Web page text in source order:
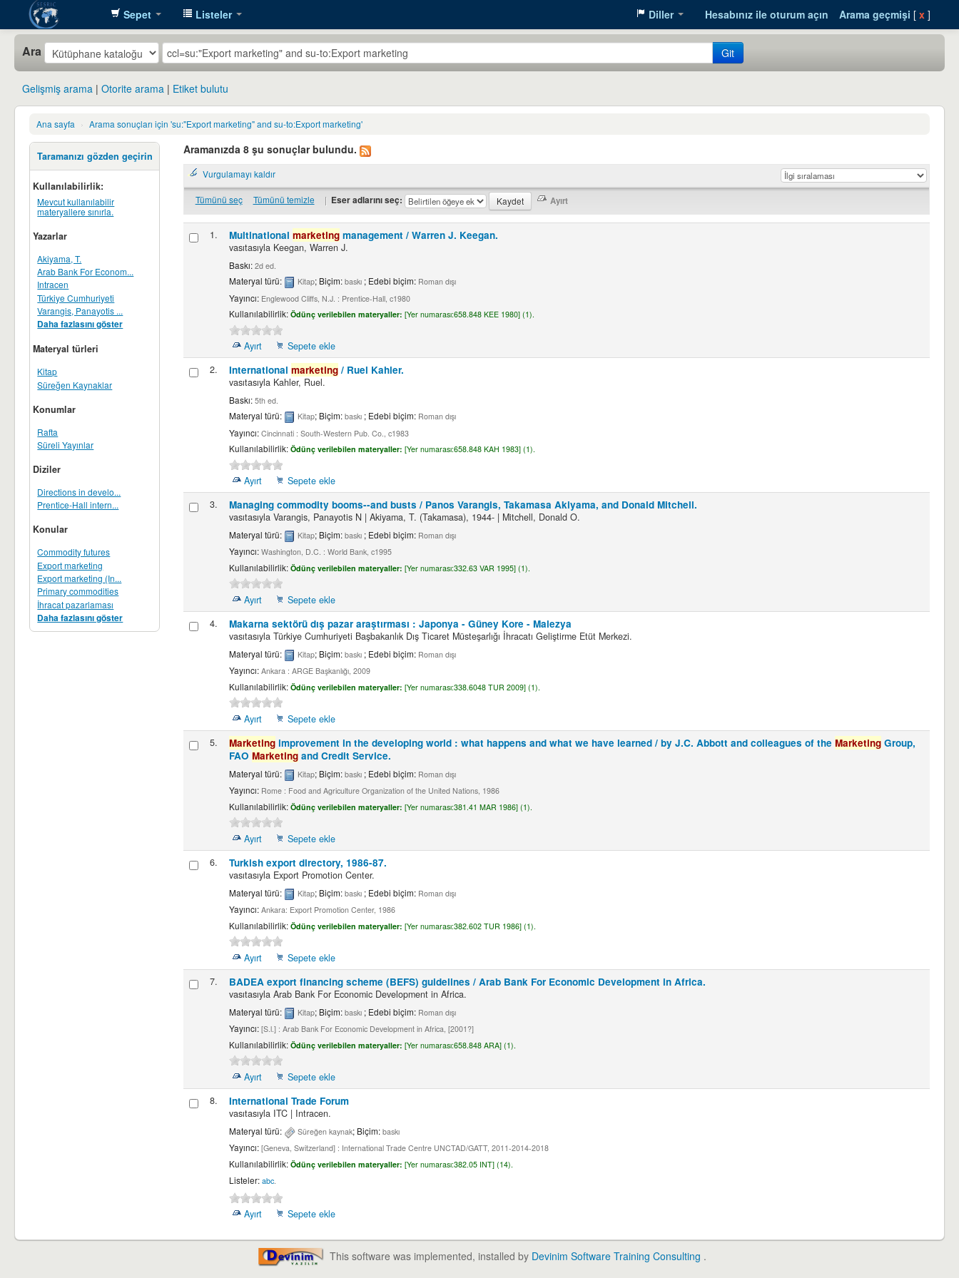
SESRIC
Library
Sepet Listeler Diller Hesabınız ile oturum açın Arama geçmişi [ x ]
Ara Git
Gelişmiş arama Otorite arama Etiket bulutu
Ana sayfa › Arama sonuçları için 'su:"Export marketing" and su-to:Export marketing'
Taramanızı gözden geçirin
Kullanılabilirlik:
Mevcut kullanılabilir
materyallere sınırla.
Yazarlar
Akiyama, T.
Arab Bank For Econom...
Intracen
Türkiye Cumhuriyeti
Varangis, Panayotis ...
Daha fazlasını göster
Materyal türleri
Kitap
Süreğen Kaynaklar
Konumlar
Rafta
Süreli Yayınlar
Diziler
Directions in develo...
Prentice-Hall intern...
Konular
Commodity futures
Export marketing
Export marketing (In...
Primary commodities
İhracat pazarlaması
Daha fazlasını göster
Aramanızda 8 şu sonuçlar bulundu.
Vurgulamayı kaldır
Tümünü seç Tümünü temizle | Eser adlarını seç:
1. Multinational marketingmanagement / Warren J. Keegan.
vasıtasıyla Keegan, Warren J.
Baskı: 2d ed.
Materyal türü: Kitap; Biçim: baskı ; Edebi biçim: Roman dışı
Yayıncı: Englewood Cliffs, N.J. : Prentice-Hall, c1980
Kullanılabilirlik: Ödünç verilebilen materyaller: [Yer numarası:658.848 KEE 1980] (1).
Ayırt
Sepete ekle
2.
International marketing/ Ruel Kahler.
vasıtasıyla Kahler, Ruel.
Baskı: 5th ed.
Materyal türü: Kitap; Biçim: baskı ; Edebi biçim: Roman dışı
Yayıncı: Cincinnati : South-Western Pub. Co., c1983
Kullanılabilirlik: Ödünç verilebilen materyaller: [Yer numarası:658.848 KAH 1983] (1).
Ayırt
Sepete ekle
3.
Managing commodity booms--and busts / Panos Varangis, Takamasa Akiyama, and Donald Mitchell.
vasıtasıyla Varangis, Panayotis N| Akiyama, T. (Takamasa), 1944-| Mitchell, Donald O.
Materyal türü: Kitap; Biçim: baskı ; Edebi biçim: Roman dışı
Yayıncı: Washington, D.C. : World Bank, c1995
Kullanılabilirlik: Ödünç verilebilen materyaller: [Yer numarası:332.63 VAR 1995] (1).
Ayırt
Sepete ekle
4.
Makarna sektörü dış pazar araştırması : Japonya - Güney Kore - Malezya
vasıtasıyla Türkiye Cumhuriyeti Başbakanlık Dış Ticaret Müsteşarlığı İhracatı Geliştirme Etüt Merkezi.
Materyal türü: Kitap; Biçim: baskı ; Edebi biçim: Roman dışı
Yayıncı: Ankara : ARGE Başkanlığı, 2009
Kullanılabilirlik: Ödünç verilebilen materyaller: [Yer numarası:338.6048 TUR 2009] (1).
Ayırt
Sepete ekle
5.
Marketingimprovement in the developing world : what happens and what we have learned / by J.C. Abbott and colleagues of the MarketingGroup,
FAO Marketingand Credit Service.
Materyal türü: Kitap; Biçim: baskı ; Edebi biçim: Roman dışı
Yayıncı: Rome : Food and Agriculture Organization of the United Nations, 1986
Kullanılabilirlik: Ödünç verilebilen materyaller: [Yer numarası:381.41 MAR 1986] (1).
Ayırt
Sepete ekle
6.
Turkish export directory, 1986-87.
vasıtasıyla Export Promotion Center.
Materyal türü: Kitap; Biçim: baskı ; Edebi biçim: Roman dışı
Yayıncı: Ankara: Export Promotion Center, 1986
Kullanılabilirlik: Ödünç verilebilen materyaller: [Yer numarası:382.602 TUR 1986] (1).
Ayırt
Sepete ekle
7.
BADEA export financing scheme (BEFS) guidelines / Arab Bank For Economic Development in Africa.
vasıtasıyla Arab Bank For Economic Development in Africa.
Materyal türü: Kitap; Biçim: baskı ; Edebi biçim: Roman dışı
Yayıncı: [S.l.] : Arab Bank For Economic Development in Africa, [2001?]
Kullanılabilirlik: Ödünç verilebilen materyaller: [Yer numarası:658.848 ARA] (1).
Ayırt
Sepete ekle
8.
International Trade Forum
vasıtasıyla ITC| Intracen.
Materyal türü: Süreğen kaynak; Biçim: baskı
Yayıncı: [Geneva, Switzerland] : International Trade Centre UNCTAD/GATT, 2011-2014-2018
Kullanılabilirlik: Ödünç verilebilen materyaller: [Yer numarası:382.05 INT] (14).
Listeler: abc.
Ayırt Sepete ekle
This software was implemented, installed by Devinim Software Training Consulting .